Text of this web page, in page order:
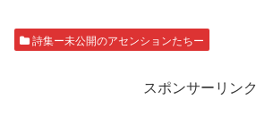
詩集ー未公開のアセンションたちー
スポンサーリンク